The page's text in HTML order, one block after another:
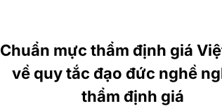
Chuẩn mực thẩm định giá
về quy tắc đạo đức nghề
thẩm định giá